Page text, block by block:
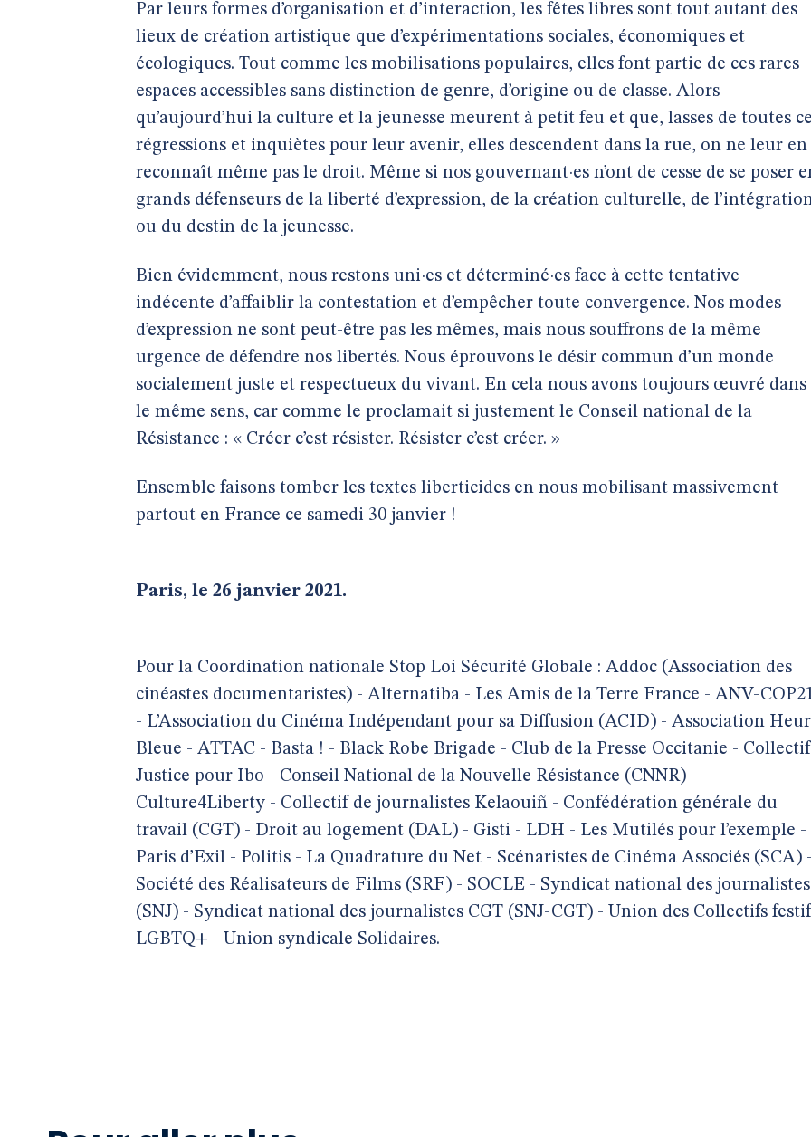
Par leurs formes d’organisation et d’interaction, les fêtes libres sont tout autant des
lieux de création artistique que d’expérimentations sociales, économiques et
écologiques. Tout comme les mobilisations populaires, elles font partie de ces rares
espaces accessibles sans distinction de genre, d’origine ou de classe. Alors
qu’aujourd’hui la culture et la jeunesse meurent à petit feu et que, lasses de toutes
régressions et inquiètes pour leur avenir, elles descendent dans la rue, on ne leur en
reconnaît même pas le droit. Même si nos gouvernant·es n’ont de cesse de se poser
grands défenseurs de la liberté d’expression, de la création culturelle, de
ou du destin de la jeunesse.
Bien évidemment, nous restons uni·es et déterminé·es face à cette tentative
indécente d’affaiblir la contestation et d’empêcher toute convergence. Nos modes
d’expression ne sont peut-être pas les mêmes, mais nous souffrons de la même
urgence de défendre nos libertés. Nous éprouvons le désir commun d’un monde
socialement juste et respectueux du vivant. En cela nous avons toujours œuvré dans
le même sens, car comme le proclamait si justement le Conseil national de la
Résistance : « Créer c’est résister. Résister c’est créer. »
Ensemble faisons tomber les textes liberticides en nous mobilisant massivement
partout en France ce samedi 30 janvier !
Paris, le 26 janvier 2021.
Pour la Coordination nationale Stop Loi Sécurité Globale : Addoc (Association des
cinéastes documentaristes) - Alternatiba - Les Amis de la Terre France - ANV-
- L’Association du Cinéma Indépendant pour sa Diffusion (ACID) - Association
Bleue - ATTAC - Basta ! - Black Robe Brigade - Club de la Presse Occitanie - Collectif
Justice pour Ibo - Conseil National de la Nouvelle Résistance (CNNR) -
Culture4Liberty - Collectif de journalistes Kelaouiñ - Confédération générale du
travail (CGT) - Droit au logement (DAL) - Gisti - LDH - Les Mutilés pour l’exemple -
Paris d’Exil - Politis - La Quadrature du Net - Scénaristes de Cinéma Associés (SCA)
Société des Réalisateurs de Films (SRF) - SOCLE - Syndicat national des journalistes
(SNJ) - Syndicat national des journalistes CGT (SNJ-CGT) - Union des Collectifs
LGBTQ+ - Union syndicale Solidaires.